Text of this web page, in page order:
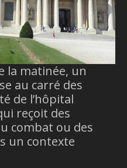
la matinée, un
au carré des
de l’hôpital
reçoit des
combat ou des
un contexte